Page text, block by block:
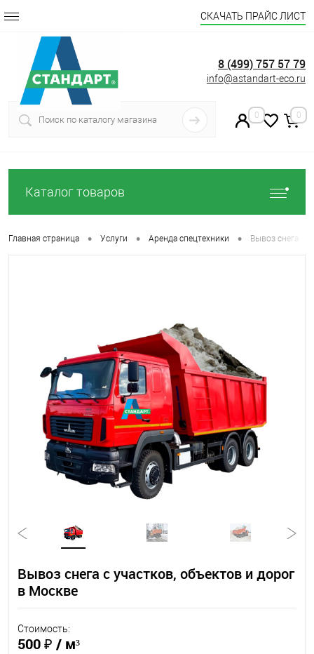
СКАЧАТЬ ПРАЙС ЛИСТ
8 (499) 757 57 79
info@astandart-eco.ru
0 0
Каталог товаров
Главная страница • Услуги • Аренда спецтехники • Вывоз снега
Вывоз снега с участков, объектов и дорог
в Москве
Стоимость:
500 ₽ / м³